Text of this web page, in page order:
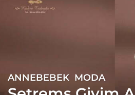
1
5
ANNEBEBEK ,MODA